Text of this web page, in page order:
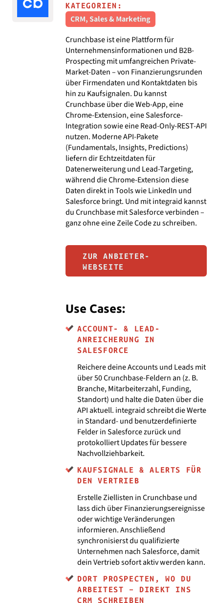
KATEGORIEN:
CRM, Sales & Marketing
Crunchbase ist eine Plattform für
Unternehmensinformationen und B2B-
Prospecting mit umfangreichen Private-
Market-Daten – von Finanzierungsrunden
über Firmendaten und Kontaktdaten bis
hin zu Kaufsignalen. Du kannst
Crunchbase über die Web-App, eine
Chrome-Extension, eine Salesforce-
Integration sowie eine Read-Only-REST-API
nutzen. Moderne API-Pakete
(Fundamentals, Insights, Predictions)
liefern dir Echtzeitdaten für
Datenerweiterung und Lead-Targeting,
während die Chrome-Extension diese
Daten direkt in Tools wie LinkedIn und
Salesforce bringt. Und mit integraid kannst
du Crunchbase mit Salesforce verbinden –
ganz ohne eine Zeile Code zu schreiben.
ZUR ANBIETER-
WEBSEITE
Use Cases:
ACCOUNT- & LEAD-
ANREICHERUNG IN
SALESFORCE
Reichere deine Accounts und Leads mit
über 50 Crunchbase-Feldern an (z. B.
Branche, Mitarbeiterzahl, Funding,
Standort) und halte die Daten über die
API aktuell. integraid schreibt die Werte
in Standard- und benutzerdefinierte
Felder in Salesforce zurück und
protokolliert Updates für bessere
Nachvollziehbarkeit.
KAUFSIGNALE & ALERTS FÜR
DEN VERTRIEB
Erstelle Ziellisten in Crunchbase und
lass dich über Finanzierungsereignisse
oder wichtige Veränderungen
informieren. Anschließend
synchronisierst du qualifizierte
Unternehmen nach Salesforce, damit
dein Vertrieb sofort aktiv werden kann.
DORT PROSPECTEN, WO DU
ARBEITEST – DIREKT INS
CRM SCHREIBEN